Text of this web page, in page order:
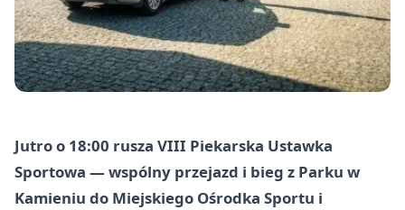
Jutro o 18:00 rusza VIII Piekarska Ustawka
Sportowa — wspólny przejazd i bieg z Parku w
Kamieniu do Miejskiego Ośrodka Sportu i